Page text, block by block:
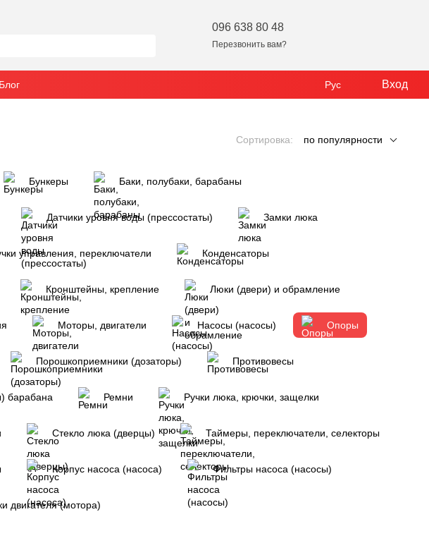
096 638 80 48
Перезвонить вам?
Блог Рус Вход
Сортировка: по популярности
Бункеры Баки, полубаки, барабаны
Датчики уровня воды (прессостаты) Замки люка
управления, переключатели Конденсаторы
Кронштейны, крепление Люки (двери) и обрамление
Моторы, двигатели Насосы (насосы) Опоры
Порошкоприемники (дозаторы) Противовесы
барабана Ремни Ручки люка, крючки, защелки
Стекло люка (дверцы) Таймеры, переключатели, селекторы
Корпус насоса (насоса) Фильтры насоса (насосы)
двигателя (мотора)